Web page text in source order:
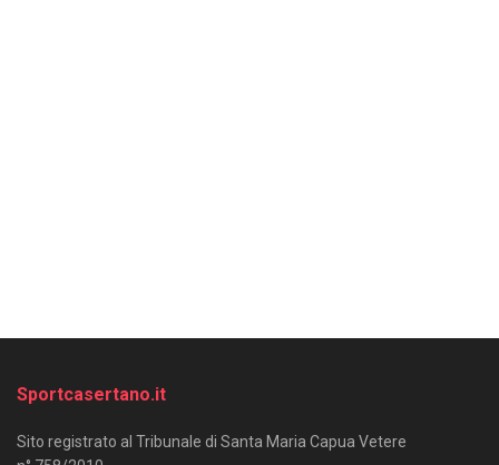
Sportcasertano.it
Sito registrato al Tribunale di Santa Maria Capua Vetere